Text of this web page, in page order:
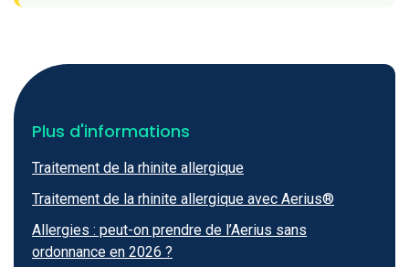
Plus d'informations
Traitement de la rhinite allergique
Traitement de la rhinite allergique avec Aerius®
Allergies : peut-on prendre de l’Aerius sans
ordonnance en 2026 ?